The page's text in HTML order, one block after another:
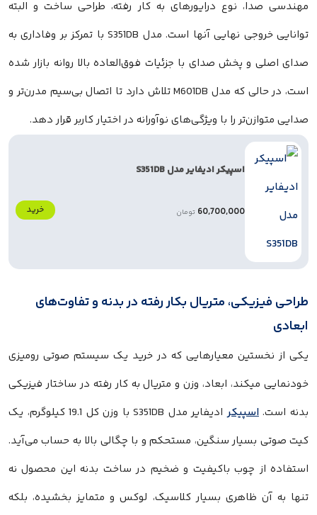
مهندسی صدا، نوع درایورهای به کار رفته، طراحی ساخت و البته
توانایی خروجی نهایی آنها است. مدل S351DB با تمرکز بر وفاداری به
صدای اصلی و پخش صدای با جزئیات فوق‌العاده بالا روانه بازار شده
است، در حالی که مدل M601DB تلاش دارد تا اتصال بی‌سیم مدرن‌تر و
صدایی متوازن‌تر را با ویژگی‌های نوآورانه در اختیار کاربر قرار دهد.
اسپیکر ادیفایر مدل S351DB
60,700,000 تومان خرید
طراحی فیزیکی، متریال بکار رفته در بدنه و تفاوت‌های
ابعادی
یکی از نخستین معیارهایی که در خرید یک سیستم صوتی رومیزی
خودنمایی میکند، ابعاد، وزن و متریال به کار رفته در ساختار فیزیکی
بدنه است.اسپیکر
ادیفایر مدل S351DB با وزن کل 19.1 کیلوگرم، یک
کیت صوتی بسیار سنگین، مستحکم و با چگالی بالا به حساب می‌آید.
استفاده از چوب باکیفیت و ضخیم در ساخت بدنه این محصول نه
تنها به آن ظاهری بسیار کلاسیک، لوکس و متمایز بخشیده، بلکه